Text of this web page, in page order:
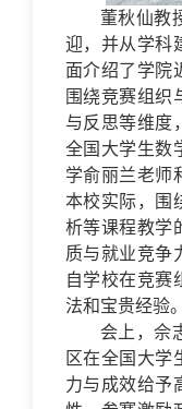
董秋仙教
迎，并从学科
面介绍了学院
围绕竞赛组织
与反思等维度
全国大学生数
学俞丽兰老师
本校实际，围
析等课程教学
质与就业竞争
自学校在竞赛
法和宝贵经验。
会上，佘
区在全国大学
力与成效给予